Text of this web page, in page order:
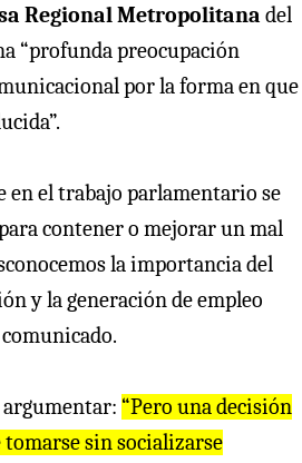
Regional Metropolitana del
“profunda preocupación
por la forma en que
en el trabajo parlamentario se
contener o mejorar un mal
la importancia del
y la generación de empleo
“Pero una decisión
tomarse sin socializarse